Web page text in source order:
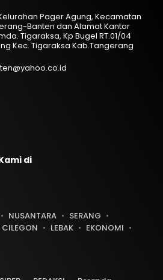
Pager Agung, Kecamatan
Banten dan Alamat Kantor
Tigaraksa, Kp Bugel RT.01/04
Kec. Tigaraksa Kab.Tangerang
di
NUSANTARA
SERANG
CILEGON LEBAK
EKONOMI